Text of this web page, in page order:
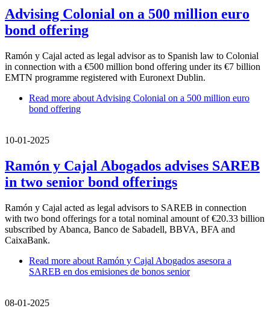
Advising Colonial on a 500 million euro
bond offering
Ramón y Cajal acted as legal advisor as to Spanish law to Colonial
in connection with a €500 million bond offering under its €7 billion
EMTN programme registered with Euronext Dublin.
Read more about Advising Colonial on a 500 million euro
bond offering
10-01-2025
Ramón y Cajal Abogados advises SAREB
in two senior bond offerings
Ramón y Cajal acted as legal advisors to SAREB in connection
with two bond offerings for a total nominal amount of €20.33 billion
subscribed by Abanca, Banco de Sabadell, BBVA, BFA and
CaixaBank.
Read more about Ramón y Cajal Abogados asesora a
SAREB en dos emisiones de bonos senior
08-01-2025